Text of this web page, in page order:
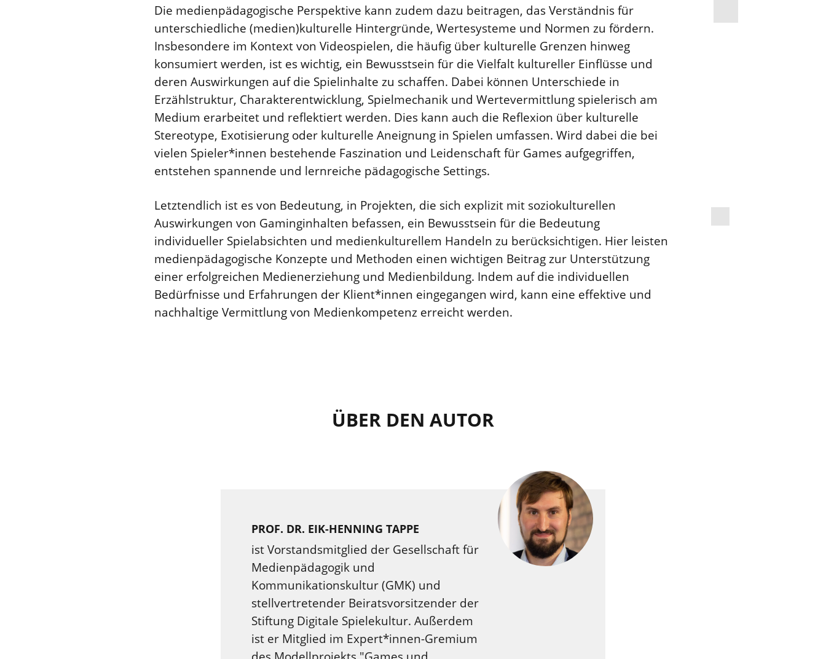
Die medienpädagogische Perspektive kann zudem dazu beitragen, das Verständnis für
unterschiedliche (medien)kulturelle Hintergründe, Wertesysteme und Normen zu fördern.
Insbesondere im Kontext von Videospielen, die häufig über kulturelle Grenzen hinweg
konsumiert werden, ist es wichtig, ein Bewusstsein für die Vielfalt kultureller Einflüsse und
deren Auswirkungen auf die Spielinhalte zu schaffen. Dabei können Unterschiede in
Erzählstruktur, Charakterentwicklung, Spielmechanik und Wertevermittlung spielerisch am
Medium erarbeitet und reflektiert werden. Dies kann auch die Reflexion über kulturelle
Stereotype, Exotisierung oder kulturelle Aneignung in Spielen umfassen. Wird dabei die bei
vielen Spieler*innen bestehende Faszination und Leidenschaft für Games aufgegriffen,
entstehen spannende und lernreiche pädagogische Settings.
Letztendlich ist es von Bedeutung, in Projekten, die sich explizit mit soziokulturellen
Auswirkungen von Gaminginhalten befassen, ein Bewusstsein für die Bedeutung
individueller Spielabsichten und medienkulturellem Handeln zu berücksichtigen. Hier leisten
medienpädagogische Konzepte und Methoden einen wichtigen Beitrag zur Unterstützung
einer erfolgreichen Medienerziehung und Medienbildung. Indem auf die individuellen
Bedürfnisse und Erfahrungen der Klient*innen eingegangen wird, kann eine effektive und
nachhaltige Vermittlung von Medienkompetenz erreicht werden.
ÜBER DEN AUTOR
PROF. DR. EIK-HENNING TAPPE
ist Vorstandsmitglied der Gesellschaft für
Medienpädagogik und
Kommunikationskultur (GMK) und
stellvertretender Beiratsvorsitzender der
Stiftung Digitale Spielekultur. Außerdem
ist er Mitglied im Expert*innen-Gremium